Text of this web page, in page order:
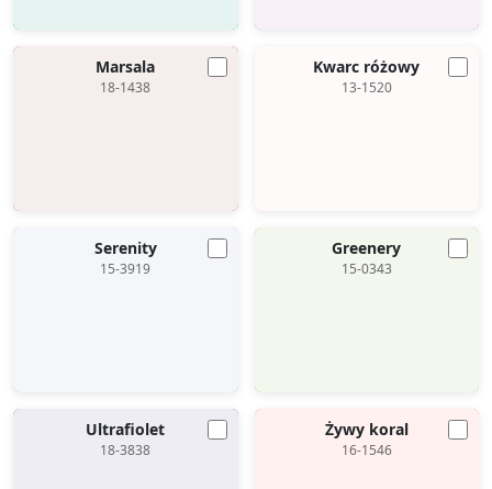
Marsala
18-1438
Kwarc różowy
13-1520
Serenity
15-3919
Greenery
15-0343
Ultrafiolet
18-3838
Żywy koral
16-1546